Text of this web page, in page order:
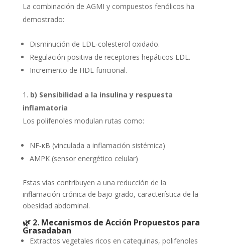
La combinación de AGMI y compuestos fenólicos ha
demostrado:
Disminución de LDL‑colesterol oxidado.
Regulación positiva de receptores hepáticos LDL.
Incremento de HDL funcional.
b) Sensibilidad a la insulina y respuesta
inflamatoria
Los polifenoles modulan rutas como:
NF‑κB (vinculada a inflamación sistémica)
AMPK (sensor energético celular)
Estas vías contribuyen a una reducción de la
inflamación crónica de bajo grado, característica de la
obesidad abdominal.
🌿2. Mecanismos de Acción Propuestos para
Grasadaban
Extractos vegetales ricos en catequinas, polifenoles